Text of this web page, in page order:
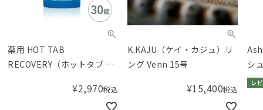
薬用 HOT TAB
RECOVERY（ホットタブ リ
¥2,970税込
K.KAJU（ケイ・カジュ）リ
ング Venn 15号
¥15,400税込
シ
ドレ